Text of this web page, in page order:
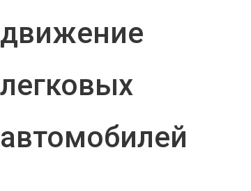
движение
легковых
автомобилей